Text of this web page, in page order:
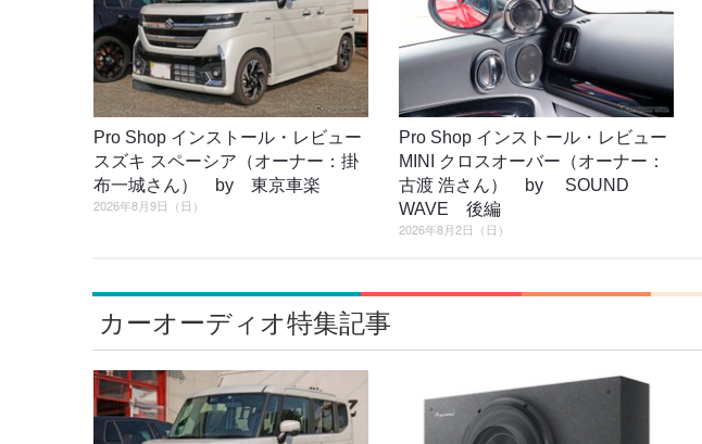
Pro Shop インストール・レビュー
スズキ スペーシア（オーナー：掛
布一城さん） by 東京車楽
2026年8月9日（日）
Pro Shop インストール・レビュー
MINI クロスオーバー（オーナー：
古渡 浩さん） by SOUND
WAVE 後編
2026年8月2日（日）
カーオーディオ特集記事